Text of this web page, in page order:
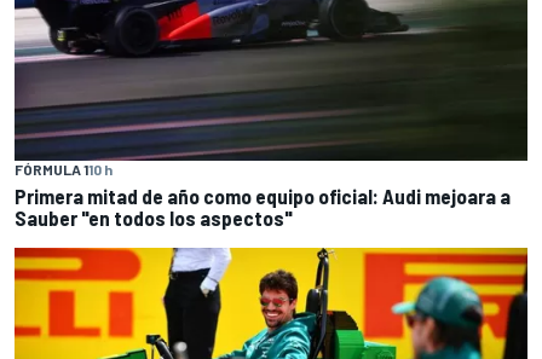
FÓRMULA 110 h
Primera mitad de año como equipo oficial: Audi mejoara a
Sauber "en todos los aspectos"